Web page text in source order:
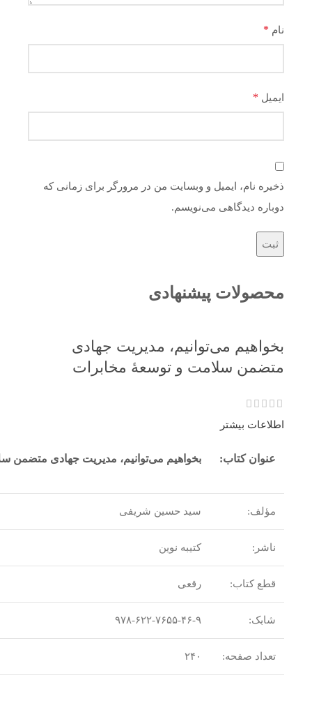
نام *
ایمیل *
ذخیره نام، ایمیل و وبسایت من در مرورگر برای زمانی که
دوباره دیدگاهی می‌نویسم.
محصولات پیشنهادی
بخواهیم می‌توانیم، مدیریت جهادی
متضمن سلامت و توسعۀ مخابرات
اطلاعات بیشتر
عنوان کتاب: بخواهیم می‌توانیم، مدیریت جهادی متضمن
مؤلف: سید حسین شریفی
ناشر: کتیبه نوین
قطع کتاب: رقعی
شابک: ۹۷۸-۶۲۲-۷۶۵۵-۴۶-۹
تعداد صفحه: ۲۴۰